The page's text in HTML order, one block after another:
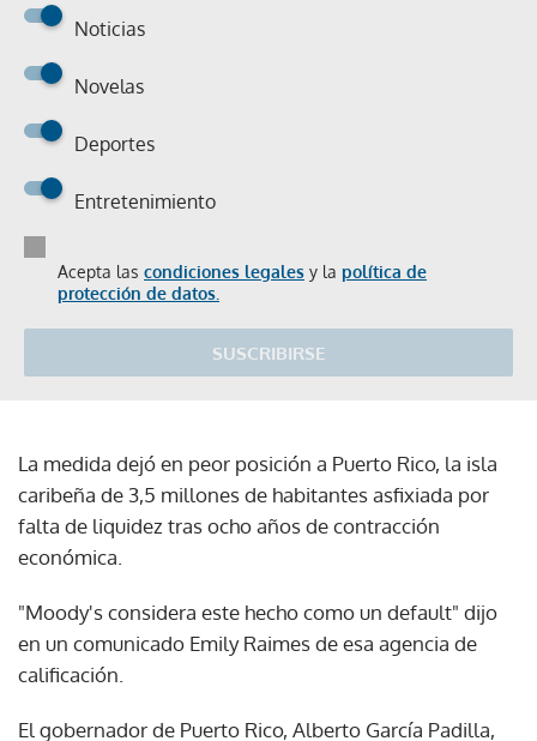
Noticias
Novelas
Deportes
Entretenimiento
Acepta las condiciones legales y la política de
protección de datos.
SUSCRIBIRSE
La medida dejó en peor posición a Puerto Rico, la isla
caribeña de 3,5 millones de habitantes asfixiada por
falta de liquidez tras ocho años de contracción
económica.
"Moody's considera este hecho como un default" dijo
en un comunicado Emily Raimes de esa agencia de
calificación.
El gobernador de Puerto Rico, Alberto García Padilla,